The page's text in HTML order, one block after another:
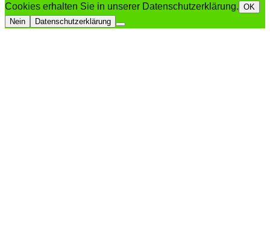
Cookies erhalten Sie in unserer Datenschutzerklärung. OK
Nein
Datenschutzerklärung